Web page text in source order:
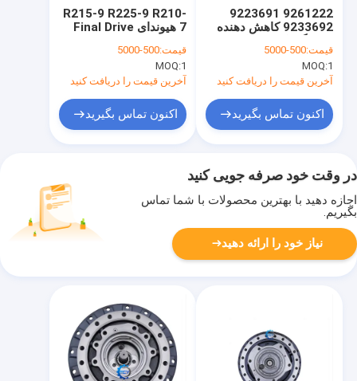
R215-9 R225-9 R210-
7 هیوندای Final Drive
Gear 31n6-40040
31n6-40041 31n6-
40042
قیمت:500-5000
MOQ:1
آخرین قیمت را دریافت کنید
اکنون تماس بگیرید
9261222 9223691
9233692 کاهش دهنده
آخرین درایو ZX200-3
ZX200-3G ZX200-5G
ZX200LC-5G
قیمت:500-5000
MOQ:1
آخرین قیمت را دریافت کنید
اکنون تماس بگیرید
در وقت خود صرفه جویی کنید
اجازه دهید با بهترین محصولات با شما تماس
بگیریم.
نیاز خود را ارائه دهید